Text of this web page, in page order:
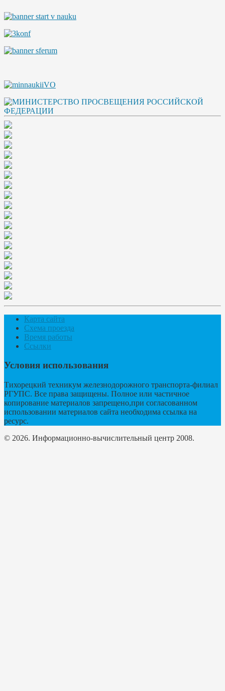
Карта сайта
Схема проезда
Время работы
Ссылки
Условия использования
Тихорецкий техникум железнодорожного транспорта-филиал
РГУПС. Все права защищены. Полное или частичное
копирование материалов запрещено,при согласованном
использовании материалов сайта необходима ссылка на
ресурс.
© 2026. Информационно-вычислительный центр 2008.